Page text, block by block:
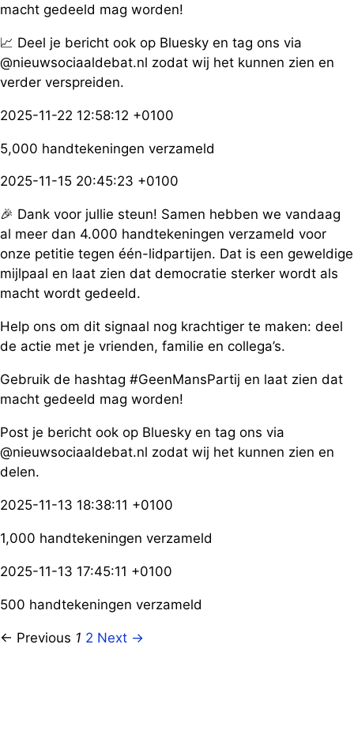
macht gedeeld mag worden!
📈 Deel je bericht ook op Bluesky en tag ons via
@nieuwsociaaldebat.nl zodat wij het kunnen zien en
verder verspreiden.
2025-11-22 12:58:12 +0100
5,000 handtekeningen verzameld
2025-11-15 20:45:23 +0100
🎉 Dank voor jullie steun! Samen hebben we vandaag
al meer dan 4.000 handtekeningen verzameld voor
onze petitie tegen één-lidpartijen. Dat is een geweldige
mijlpaal en laat zien dat democratie sterker wordt als
macht wordt gedeeld.
Help ons om dit signaal nog krachtiger te maken: deel
de actie met je vrienden, familie en collega’s.
Gebruik de hashtag #GeenMansPartij en laat zien dat
macht gedeeld mag worden!
Post je bericht ook op Bluesky en tag ons via
@nieuwsociaaldebat.nl zodat wij het kunnen zien en
delen.
2025-11-13 18:38:11 +0100
1,000 handtekeningen verzameld
2025-11-13 17:45:11 +0100
500 handtekeningen verzameld
← Previous 1 2 Next →